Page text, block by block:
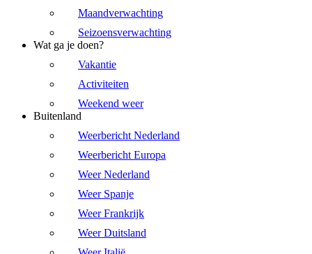
Maandverwachting
Seizoensverwachting
Wat ga je doen?
Vakantie
Activiteiten
Weekend weer
Buitenland
Weerbericht Nederland
Weerbericht Europa
Weer Nederland
Weer Spanje
Weer Frankrijk
Weer Duitsland